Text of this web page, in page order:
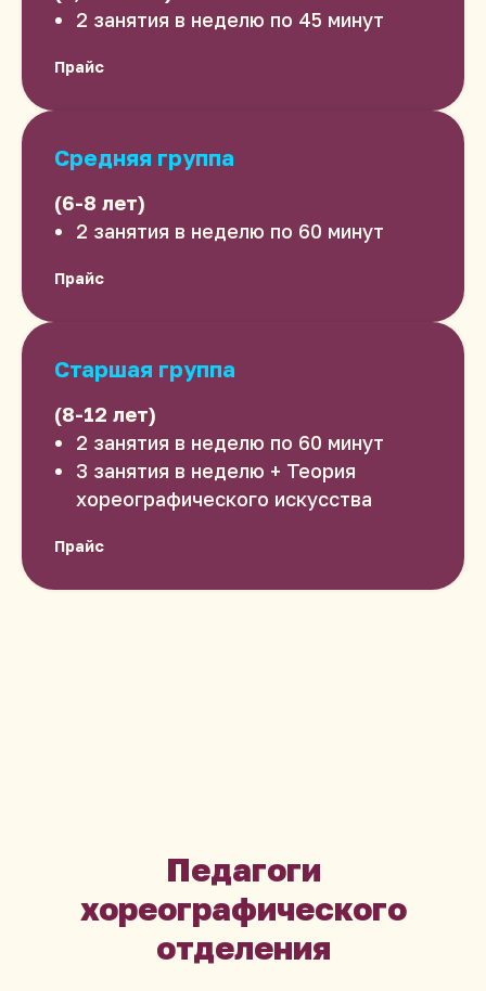
2 занятия в неделю по 45 минут
Прайс
Средняя группа
(6-8 лет)
2 занятия в неделю по 60 минут
Прайс
Старшая группа
(8-12 лет)
2 занятия в неделю по 60 минут
3 занятия в неделю + Теория
хореографического искусства
Прайс
Педагоги
хореографического
отделения